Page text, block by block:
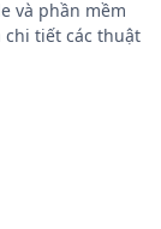
và phần mềm
chi tiết các thuật